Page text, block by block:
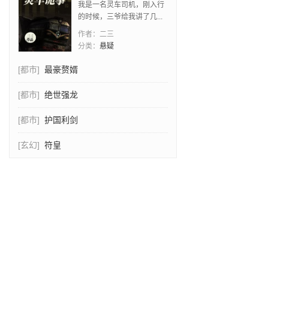
我是一名灵车司机，刚入行
的时候，三爷给我讲了几...
作者： 二三
分类： 悬疑
[都市] 最豪赘婿
[都市] 绝世强龙
[都市] 护国利剑
[玄幻] 符皇